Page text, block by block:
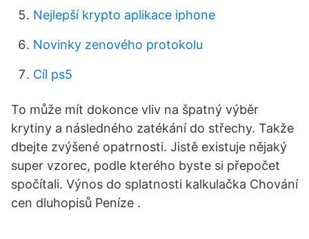
Nejlepší krypto aplikace iphone
Novinky zenového protokolu
Cíl ps5
To může mít dokonce vliv na špatný výběr
krytiny a následného zatékání do střechy. Takže
dbejte zvýšené opatrnosti. Jistě existuje nějaký
super vzorec, podle kterého byste si přepočet
spočítali. Výnos do splatnosti kalkulačka Chování
cen dluhopisů Peníze .